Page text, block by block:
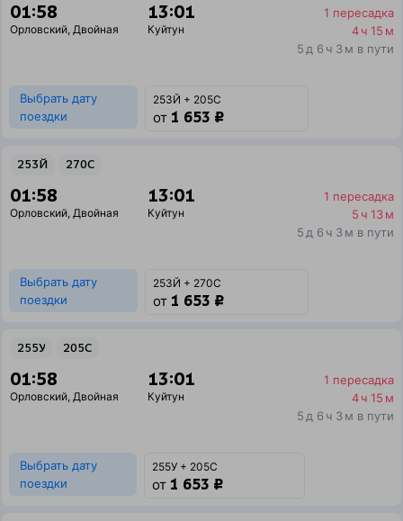
01:58
Орловский, Двойная
13:01
Куйтун
1 пересадка
4 ч 15 м
5 д 6 ч 3 м в пути
Выбрать дату
поездки
253Й + 205С
от 1 653 ₽
253Й 270С
01:58
Орловский, Двойная
13:01
Куйтун
1 пересадка
5 ч 13 м
5 д 6 ч 3 м в пути
Выбрать дату
поездки
253Й + 270С
от 1 653 ₽
255У 205С
01:58
Орловский, Двойная
13:01
Куйтун
1 пересадка
4 ч 15 м
5 д 6 ч 3 м в пути
Выбрать дату
поездки
255У + 205С
от 1 653 ₽